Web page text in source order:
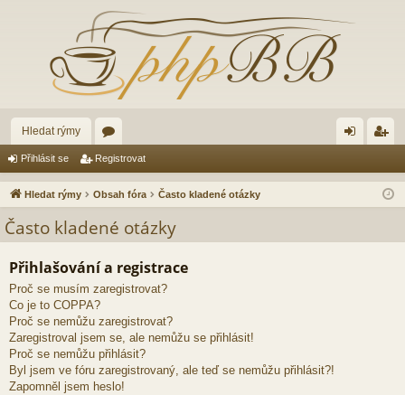
Hledat rýmy
ór
a lá
se
ist
va
Přihlásit se Registrovat
Hledat rýmy Obsah fóra Často kladené otázky
Často kladené otázky
Přihlašování a registrace
Proč se musím zaregistrovat?
Co je to COPPA?
Proč se nemůžu zaregistrovat?
Zaregistroval jsem se, ale nemůžu se přihlásit!
Proč se nemůžu přihlásit?
Byl jsem ve fóru zaregistrovaný, ale teď se nemůžu přihlásit?!
Zapomněl jsem heslo!